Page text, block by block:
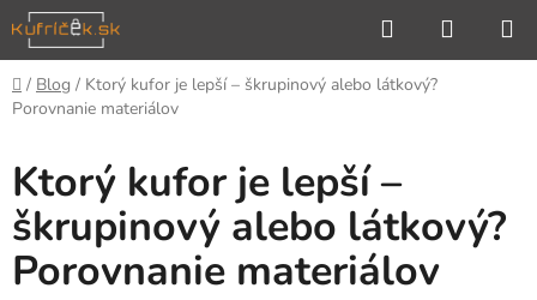
Prejsť
na
obsah
Hľadať
KOŠÍK
Domov
/ Blog / Ktorý kufor je lepší – škrupinový alebo látkový?
Porovnanie materiálov
Ktorý kufor je lepší –
škrupinový alebo látkový?
Porovnanie materiálov